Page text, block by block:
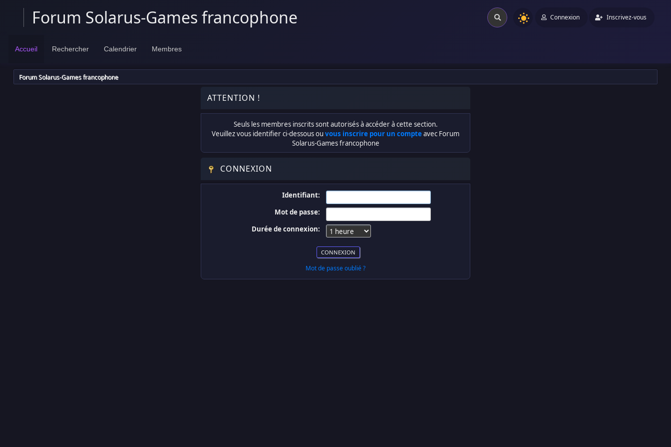
Forum Solarus-Games francophone Connexion Inscrivez-vous
Accueil Rechercher Calendrier Membres
Forum Solarus-Games francophone
ATTENTION !
Seuls les membres inscrits sont autorisés à accéder à cette section.
Veuillez vous identifier ci-dessous ou vous inscrire pour un compteavec Forum
Solarus-Games francophone
CONNEXION
Identifiant:
Mot de passe:
Durée de connexion:
Mot de passe oublié ?